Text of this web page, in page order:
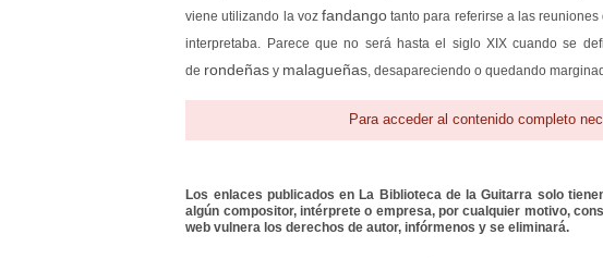
viene utilizando la voz fandango tanto para referirse a las
interpretaba. Parece que no será hasta el siglo XIX cuando se
de rondeñas y malagueñas, desapareciendo o quedando
Para acceder al contenido completo
Los enlaces publicados en La Biblioteca de la Guitarra solo
algún compositor, intérprete o empresa, por cualquier motivo,
web vulnera los derechos de autor, infórmenos y se eliminará.